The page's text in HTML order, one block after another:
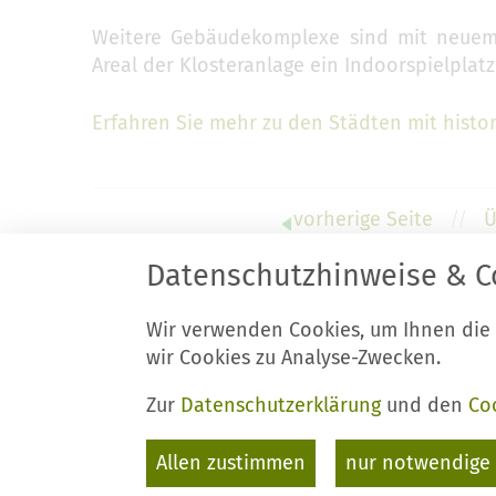
Weitere Gebäudekomplexe sind mit
Areal der Klosteranlage ein
Erfahren Sie mehr zu den Städten mit
vorherige Seite //
Stadt Luckau
Am Markt 34
15926 Luckau
Datenschutzhinweise &
Wir verwenden Cookies, um Ihnen
wir Cookies zu Analyse-Zwecken.
Zur Datenschutzerklärungund den
Allen zustimmen nur notwendige